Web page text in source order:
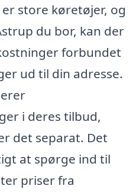
store køretøjer, og
du bor, kan der
forbundet
ud til din adresse.
i deres tilbud,
det separat. Det
at spørge ind til
priser fra